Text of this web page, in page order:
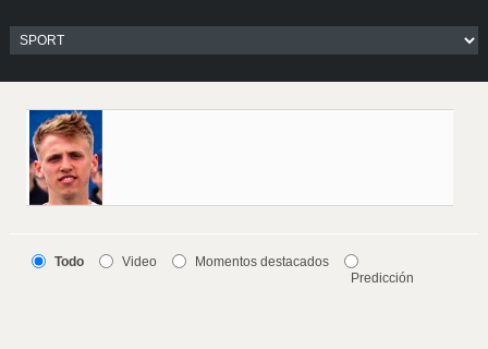
Todo Video
Momentos destacados
Predicción